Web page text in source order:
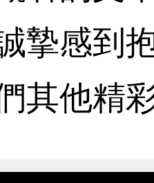
摯感到
其他精